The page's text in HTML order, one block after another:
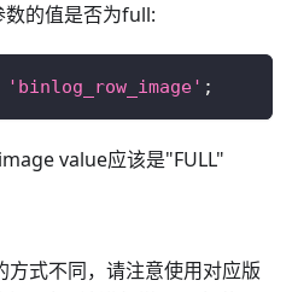
的值是否为full:
'binlog_row_image' ;
value应该是"FULL"
式不同，请注意使用对应版